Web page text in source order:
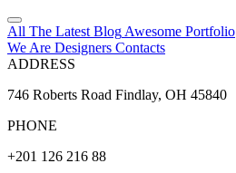
All The Latest Blog Awesome Portfolio
We Are Designers Contacts
ADDRESS
746 Roberts Road Findlay, OH 45840
PHONE
+201 126 216 88